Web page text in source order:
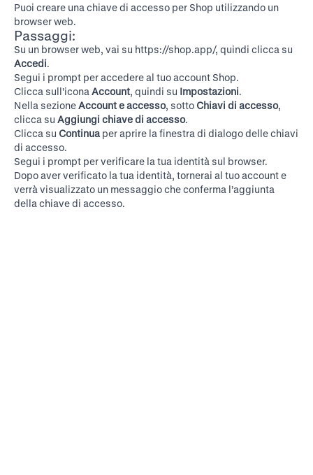
Puoi creare una chiave di accesso per Shop utilizzando un
browser web.
Passaggi:
Su un browser web, vai su https://shop.app/, quindi clicca su
Accedi.
Segui i prompt per accedere al tuo account Shop.
Clicca sull’icona Account, quindi su Impostazioni.
Nella sezioneAccount e accesso, sotto Chiavi di accesso,
clicca su Aggiungi chiave di accesso.
Clicca su Continua per aprire la finestra di dialogo delle chiavi
di accesso.
Segui i prompt per verificare la tua identità sul browser.
Dopo aver verificato la tua identità, tornerai al tuo account e
verrà visualizzato un messaggio che conferma l’aggiunta
della chiave di accesso.